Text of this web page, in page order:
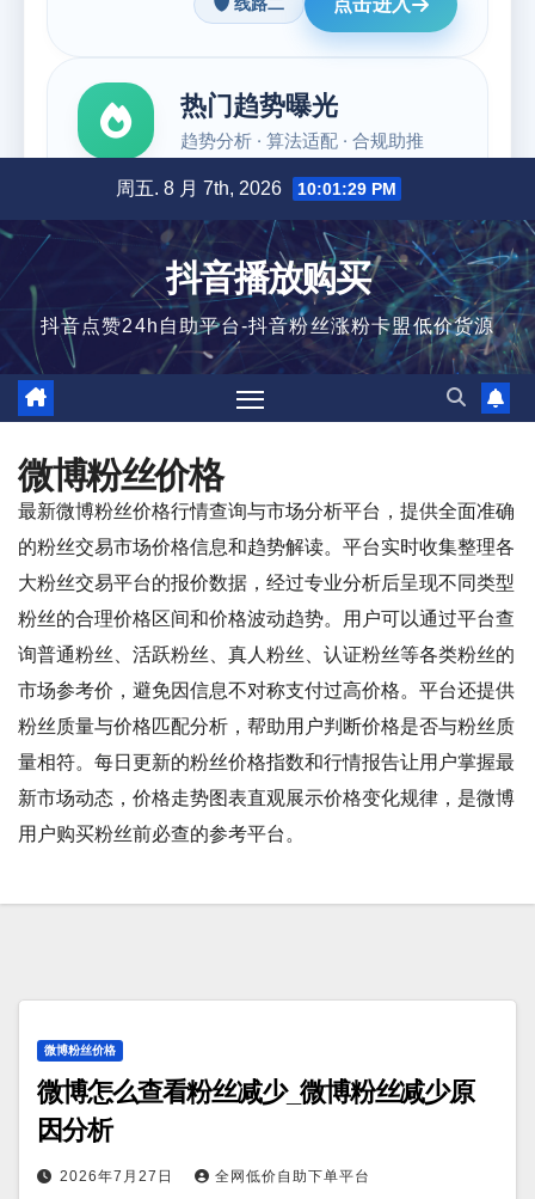
内
容
周五. 8 月 7th, 2026 10:01:29 PM
抖音播放购买
抖音点赞24h自助平台-抖音粉丝涨粉卡盟低价货源
微博粉丝价格
最新微博粉丝价格行情查询与市场分析平台，提供全面准确
的粉丝交易市场价格信息和趋势解读。平台实时收集整理各
大粉丝交易平台的报价数据，经过专业分析后呈现不同类型
粉丝的合理价格区间和价格波动趋势。用户可以通过平台查
询普通粉丝、活跃粉丝、真人粉丝、认证粉丝等各类粉丝的
市场参考价，避免因信息不对称支付过高价格。平台还提供
粉丝质量与价格匹配分析，帮助用户判断价格是否与粉丝质
量相符。每日更新的粉丝价格指数和行情报告让用户掌握最
新市场动态，价格走势图表直观展示价格变化规律，是微博
用户购买粉丝前必查的参考平台。
微博粉丝价格
微博怎么查看粉丝减少_微博粉丝减少原
因分析
2026年7月27日 全网低价自助下单平台